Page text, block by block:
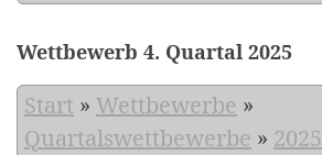
Wettbewerb 4. Quartal 2025
Start » Wettbewerbe »
Quartalswettbewerbe » 2025